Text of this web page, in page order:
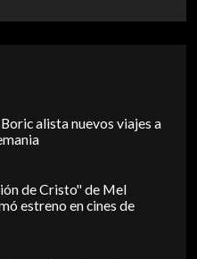
alista nuevos viajes a
de Cristo" de Mel
estreno en cines de